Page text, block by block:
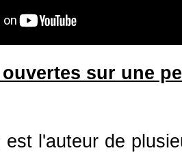
sur une
est l'auteur de